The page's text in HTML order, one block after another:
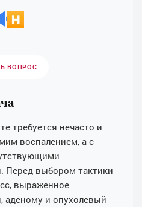
ВОПРОС
требуется нечасто и
воспалением, а с
Перед выбором тактики
выраженное
аденому и опухолевый